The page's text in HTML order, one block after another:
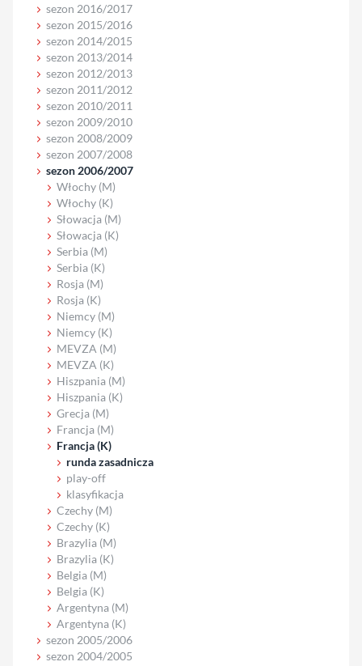
sezon 2016/2017
sezon 2015/2016
sezon 2014/2015
sezon 2013/2014
sezon 2012/2013
sezon 2011/2012
sezon 2010/2011
sezon 2009/2010
sezon 2008/2009
sezon 2007/2008
sezon 2006/2007
Włochy (M)
Włochy (K)
Słowacja (M)
Słowacja (K)
Serbia (M)
Serbia (K)
Rosja (M)
Rosja (K)
Niemcy (M)
Niemcy (K)
MEVZA (M)
MEVZA (K)
Hiszpania (M)
Hiszpania (K)
Grecja (M)
Francja (M)
Francja (K)
runda zasadnicza
play-off
klasyfikacja
Czechy (M)
Czechy (K)
Brazylia (M)
Brazylia (K)
Belgia (M)
Belgia (K)
Argentyna (M)
Argentyna (K)
sezon 2005/2006
sezon 2004/2005